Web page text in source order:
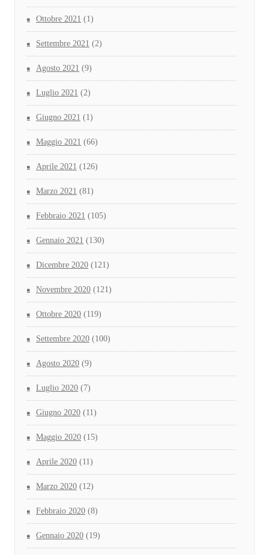
Ottobre 2021 (1)
Settembre 2021 (2)
Agosto 2021 (9)
Luglio 2021 (2)
Giugno 2021 (1)
Maggio 2021 (66)
Aprile 2021 (126)
Marzo 2021 (81)
Febbraio 2021 (105)
Gennaio 2021 (130)
Dicembre 2020 (121)
Novembre 2020 (121)
Ottobre 2020 (119)
Settembre 2020 (100)
Agosto 2020 (9)
Luglio 2020 (7)
Giugno 2020 (11)
Maggio 2020 (15)
Aprile 2020 (11)
Marzo 2020 (12)
Febbraio 2020 (8)
Gennaio 2020 (19)